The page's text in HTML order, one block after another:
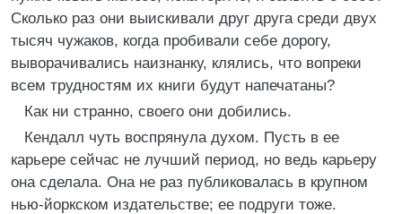
Сколько раз они выискивали друг друга среди двух
тысяч чужаков, когда пробивали себе дорогу,
выворачивались наизнанку, клялись, что вопреки
всем трудностям их книги будут напечатаны?
Как ни странно, своего они добились.
Кендалл чуть воспрянула духом. Пусть в ее
карьере сейчас не лучший период, но ведь карьеру
она сделала. Она не раз публиковалась в крупном
нью-йоркском издательстве; ее подруги тоже.